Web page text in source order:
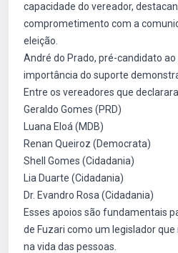
capacidade do vereador,
comprometimento com a
eleição.
André do Prado, pré-candidato
importância do suporte
Entre os vereadores que
Geraldo Gomes (PRD)
Luana Eloá (MDB)
Renan Queiroz (Democrata)
Shell Gomes (Cidadania)
Lia Duarte (Cidadania)
Dr. Evandro Rosa (Cidadania)
Esses apoios são fundamentais
de Fuzari como um legislador
na vida das pessoas.